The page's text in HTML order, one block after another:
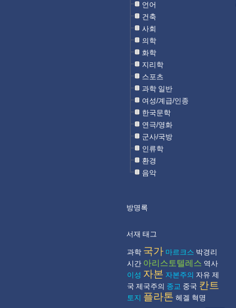
언어
건축
사회
의학
화학
지리학
스포츠
과학 일반
여성/계급/인종
한국문학
연극/영화
군사/국방
인류학
환경
음악
방명록
서재 태그
과학 국가 마르크스 박경리
시간 아리스토텔레스 역사
이성 자본 자본주의 자유 제
국 제국주의 종교 중국 칸트
토지 플라톤 헤겔 혁명